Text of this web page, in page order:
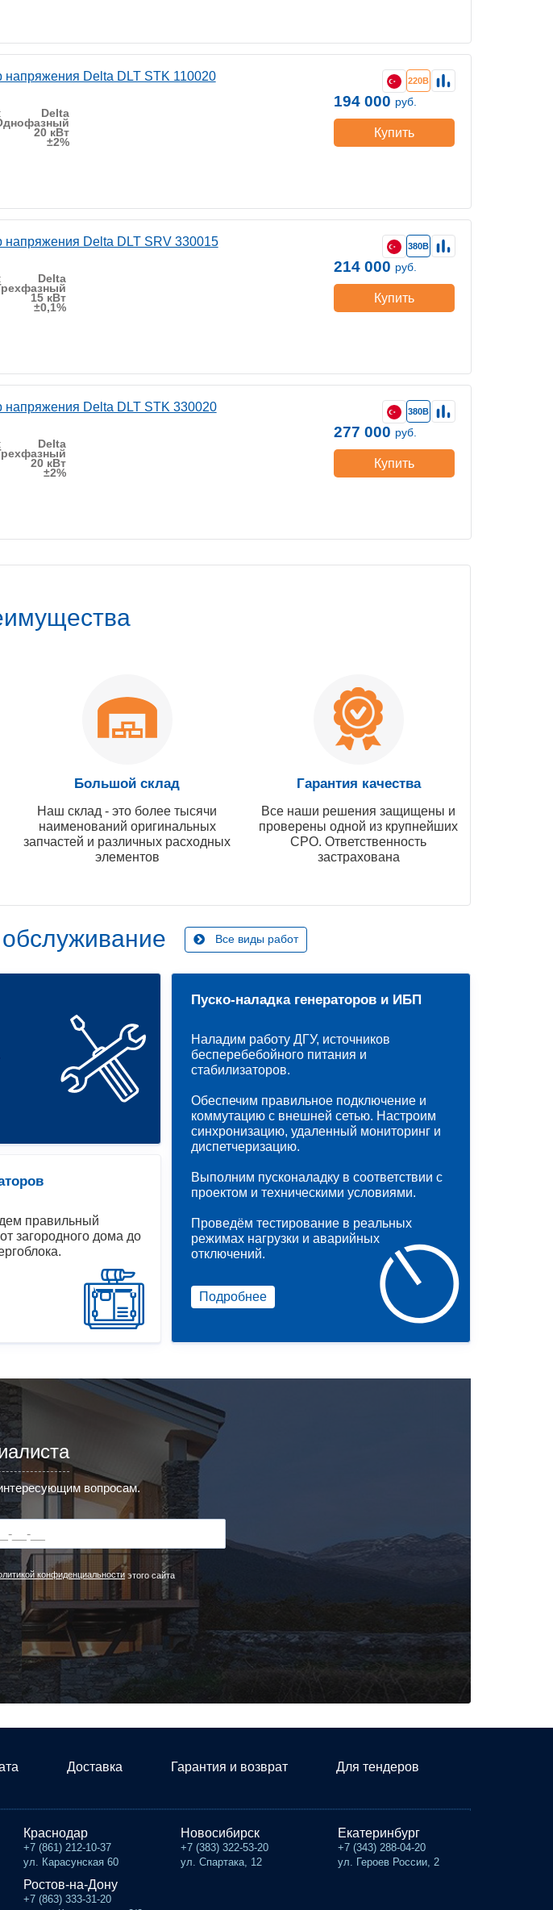
напряжения Delta DLT STK 110020
Delta
20 кВт
±2%
220В
194 000 руб.
Купить
напряжения Delta DLT SRV 330015
Delta
15 кВт
±0,1%
380В
214 000 руб.
Купить
напряжения Delta DLT STK 330020
Delta
20 кВт
±2%
380В
277 000 руб.
Купить
Большой склад
Наш склад - это более тысячи
наименований оригинальных
запчастей и различных расходных
элементов
Гарантия качества
Все наши решения защищены и
проверены одной из крупнейших
СРО. Ответственность
застрахована
Все виды работ
правильный
загородного дома до
Пуско-наладка генераторов и ИБП
Наладим работу ДГУ, источников
бесперебебойного питания и
стабилизаторов.
Обеспечим правильное подключение и
коммутацию с внешней сетью. Настроим
синхронизацию, удаленный мониторинг и
диспетчеризацию.
Выполним пусконаладку в соответствии с
проектом и техническими условиями.
Проведём тестирование в реальных
режимах нагрузки и аварийных
отключений.
Подробнее
вопросам.
конфиденциальности этого сайта
Доставка Гарантия и возврат Для тендеров
Краснодар
+7 (861) 212-10-37
ул. Карасунская 60
Новосибирск
+7 (383) 322-53-20
ул. Спартака, 12
Екатеринбург
+7 (343) 288-04-20
ул. Героев России, 2
Ростов-на-Дону
+7 (863) 333-31-20